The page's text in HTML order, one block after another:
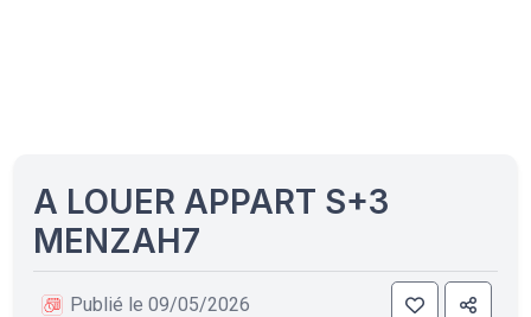
A LOUER APPART S+3
MENZAH7
Publié le 09/05/2026